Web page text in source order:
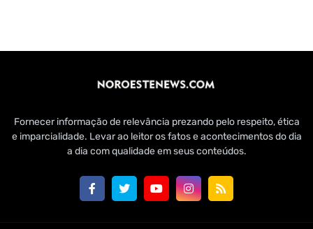
Fornecer informação de relevância prezando pelo respeito, ética
e imparcialidade. Levar ao leitor os fatos e acontecimentos do dia
a dia com qualidade em seus conteúdos.